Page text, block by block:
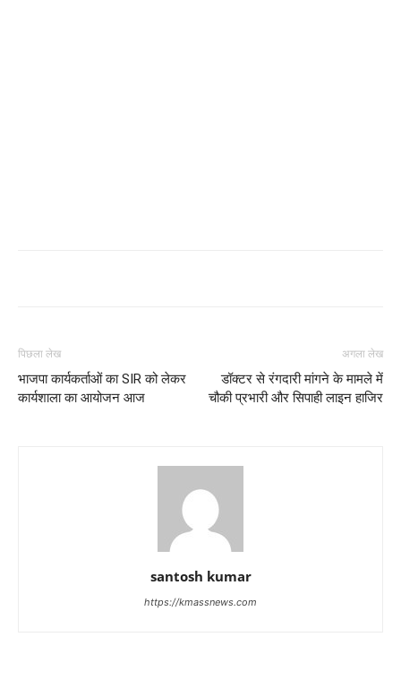
पिछला लेख
भाजपा कार्यकर्ताओं का SIR को लेकर
कार्यशाला का आयोजन आज
अगला लेख
डॉक्टर से रंगदारी मांगने के मामले में
चौकी प्रभारी और सिपाही लाइन हाजिर
santosh kumar
https://kmassnews.com